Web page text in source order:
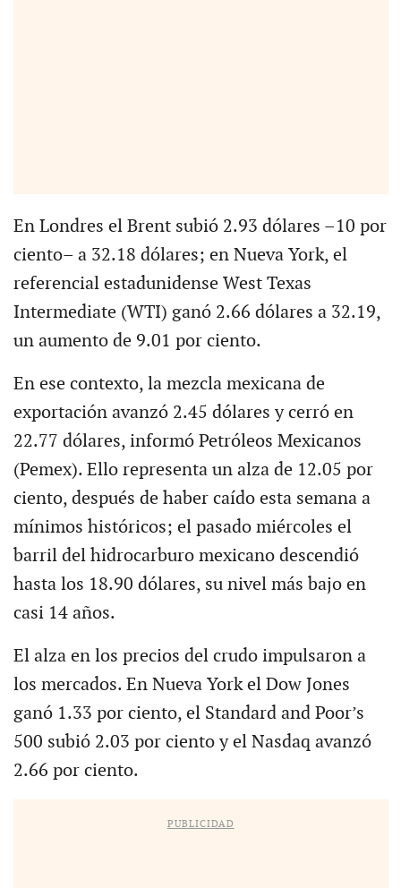
En Londres el Brent subió 2.93 dólares –10 por
ciento– a 32.18 dólares; en Nueva York, el
referencial estadunidense West Texas
Intermediate (WTI) ganó 2.66 dólares a 32.19,
un aumento de 9.01 por ciento.
En ese contexto, la mezcla mexicana de
exportación avanzó 2.45 dólares y cerró en
22.77 dólares, informó Petróleos Mexicanos
(Pemex). Ello representa un alza de 12.05 por
ciento, después de haber caído esta semana a
mínimos históricos; el pasado miércoles el
barril del hidrocarburo mexicano descendió
hasta los 18.90 dólares, su nivel más bajo en
casi 14 años.
El alza en los precios del crudo impulsaron a
los mercados. En Nueva York el Dow Jones
ganó 1.33 por ciento, el Standard and Poor’s
500 subió 2.03 por ciento y el Nasdaq avanzó
2.66 por ciento.
PUBLICIDAD